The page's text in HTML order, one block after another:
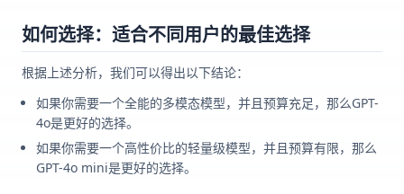
如何选择：适合不同用户的最佳选择
根据上述分析，我们可以得出以下结论：
如果你需要一个全能的多模态模型，并且预算充足，那么GPT-
4o是更好的选择。
如果你需要一个高性价比的轻量级模型，并且预算有限，那么
GPT-4o mini是更好的选择。